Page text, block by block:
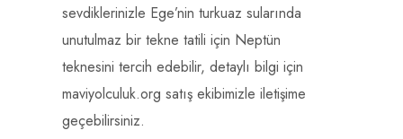
sevdiklerinizle Ege’nin turkuaz sularında
unutulmaz bir tekne tatili için Neptün
teknesini tercih edebilir, detaylı bilgi için
maviyolculuk.org satış ekibimizle iletişime
geçebilirsiniz.